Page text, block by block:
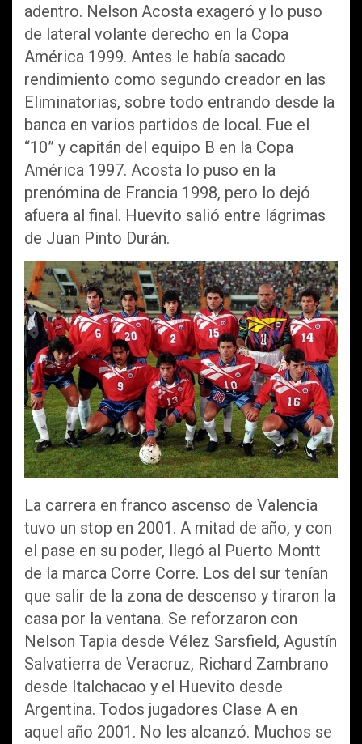
adentro. Nelson Acosta exageró y lo puso
de lateral volante derecho en la Copa
América 1999. Antes le había sacado
rendimiento como segundo creador en las
Eliminatorias, sobre todo entrando desde la
banca en varios partidos de local. Fue el
“10” y capitán del equipo B en la Copa
América 1997. Acosta lo puso en la
prenómina de Francia 1998, pero lo dejó
afuera al final. Huevito salió entre lágrimas
de Juan Pinto Durán.
La carrera en franco ascenso de Valencia
tuvo un stop en 2001. A mitad de año, y con
el pase en su poder, llegó al Puerto Montt
de la marca Corre Corre. Los del sur tenían
que salir de la zona de descenso y tiraron la
casa por la ventana. Se reforzaron con
Nelson Tapia desde Vélez Sarsfield, Agustín
Salvatierra de Veracruz, Richard Zambrano
desde Italchacao y el Huevito desde
Argentina. Todos jugadores Clase A en
aquel año 2001. No les alcanzó. Muchos se